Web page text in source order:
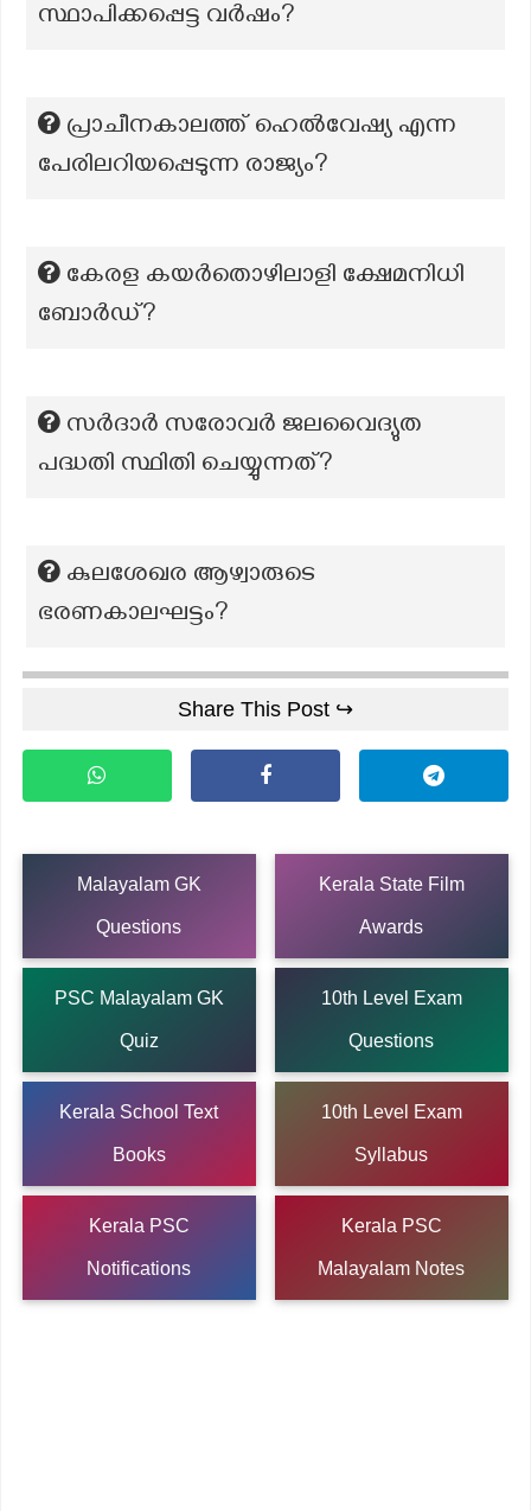
സ്ഥാപിക്കപ്പെട്ട വർഷം?
പ്രാചീനകാലത്ത് ഹെൽവേഷ്യ എന്ന
പേരിലറിയപ്പെടുന്ന രാജ്യം?
കേരള കയർതൊഴിലാളി ക്ഷേമനിധി
ബോർഡ്?
സർദാർ സരോവർ ജലവൈദ്യുത
പദ്ധതി സ്ഥിതി ചെയ്യുന്നത്?
കുലശേഖര ആഴ്വാരുടെ
ഭരണകാലഘട്ടം?
Share This Post ↪
Malayalam GK
Questions
Kerala State Film
Awards
PSC Malayalam GK
Quiz
10th Level Exam
Questions
Kerala School Text
Books
10th Level Exam
Syllabus
Kerala PSC
Notifications
Kerala PSC
Malayalam Notes